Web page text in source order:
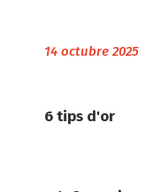
14 octubre 2025
6 tips d'or